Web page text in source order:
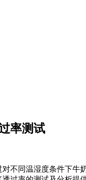
率测试
不同温湿度条件下